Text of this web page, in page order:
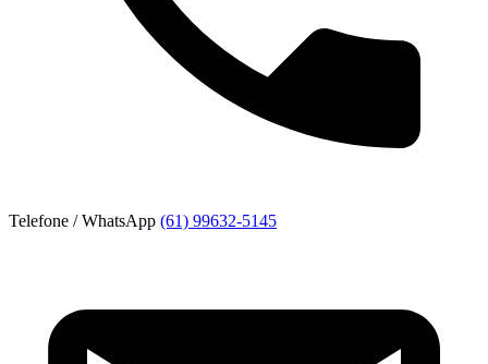
Telefone / WhatsApp (61) 99632-5145